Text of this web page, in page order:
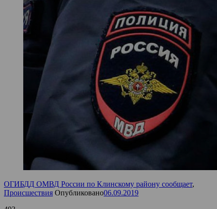
ОГИБДД ОМВД России по Клинскому району сообщает,
Происшествия Опубликовано06.09.2019